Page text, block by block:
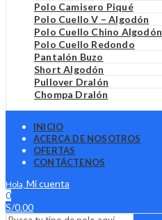
Polo Camisero Piqué
Polo Cuello V – Algodón
Polo Cuello Chino Algodón
Polo Cuello Redondo
Pantalón Buzo
Short Algodón
Pullover Dralón
Chompa Dralón
INICIO
ACERCA DE NOSOTROS
OFERTAS
CONTÁCTENOS
Hola, Mi cuenta
0
S/0.00